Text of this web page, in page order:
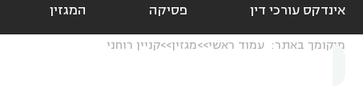
אינדקס עורכי דין פסיקה המגזין
מיקומך באתר: עמוד ראשי מגזין קניין רוחני